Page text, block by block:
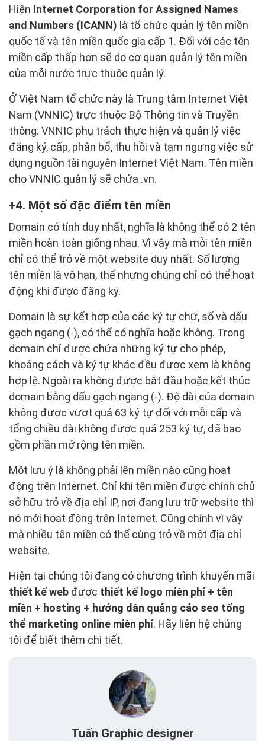
Hiện Internet Corporation for Assigned Names
and Numbers (ICANN) là tổ chức quản lý tên miền
quốc tế và tên miền quốc gia cấp 1. Đối với các tên
miền cấp thấp hơn sẽ do cơ quan quản lý tên miền
của mỗi nước trực thuộc quản lý.
Ở Việt Nam tổ chức này là Trung tâm Internet Việt
Nam (VNNIC) trực thuộc Bộ Thông tin và Truyền
thông. VNNIC phụ trách thực hiện và quản lý việc
đăng ký, cấp, phân bổ, thu hồi và tạm ngưng việc sử
dụng nguồn tài nguyên Internet Việt Nam. Tên miền
cho VNNIC quản lý sẽ chứa .vn.
4. Một số đặc điểm tên miền
Domain có tính duy nhất, nghĩa là không thể có 2 tên
miền hoàn toàn giống nhau. Vì vậy mà mỗi tên miền
chỉ có thể trỏ về một website duy nhất. Số lượng
tên miền là vô hạn, thế nhưng chúng chỉ có thể hoạt
động khi được đăng ký.
Domain là sự kết hợp của các ký tự chữ, số và dấu
gạch ngang (-), có thể có nghĩa hoặc không. Trong
domain chỉ được chứa những ký tự cho phép,
khoảng cách và ký tự khác đều được xem là không
hợp lệ. Ngoài ra không được bắt đầu hoặc kết thúc
domain bằng dấu gạch ngang (-). Độ dài của domain
không được vượt quá 63 ký tự đối với mỗi cấp và
tổng chiều dài không được quá 253 ký tự, đã bao
gồm phần mở rộng tên miền.
Một lưu ý là không phải lên miền nào cũng hoạt
động trên Internet. Chỉ khi tên miền được chính chủ
sở hữu trỏ về địa chỉ IP, nơi đang lưu trữ website thì
nó mới hoạt động trên Internet. Cũng chính vì vậy
mà nhiều tên miền có thể cùng trỏ về một địa chỉ
website.
Hiện tại chúng tôi đang có chương trình khuyến mãi
thiết kế web được thiết kế logo miễn phí + tên
miền + hosting + hướng dẫn quảng cáo seo tổng
thể marketing online miễn phí. Hãy liên hệ chúng
tôi để biết thêm chi tiết.
Tuấn Graphic designer